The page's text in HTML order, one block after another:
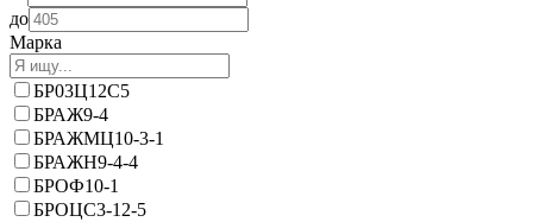
до
Марка
БР03Ц12С5
БРАЖ9-4
БРАЖМЦ10-3-1
БРАЖН9-4-4
БРОФ10-1
БРОЦС3-12-5